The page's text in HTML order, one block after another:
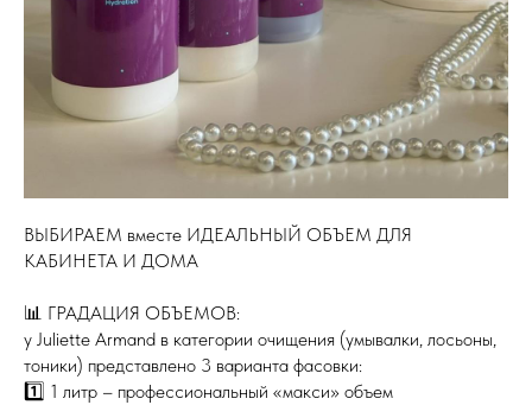
ВЫБИРАЕМ вместе ИДЕАЛЬНЫЙ ОБЪЕМ ДЛЯ
КАБИНЕТА И ДОМА
📊 ГРАДАЦИЯ ОБЪЕМОВ:
у Juliette Armand в категории очищения (умывалки, лосьоны,
тоники) представлено 3 варианта фасовки:
1️⃣ 1 литр – профессиональный «макси» объем